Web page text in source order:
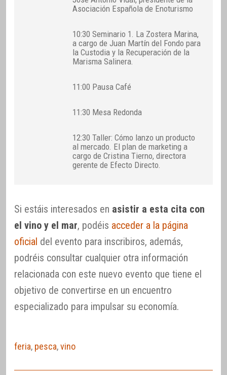
Asociación Española de Enoturismo
10:30 Seminario 1. La Zostera Marina,
a cargo de Juan Martín del Fondo para
la Custodia y la Recuperación de la
Marisma Salinera.
11:00 Pausa Café
11:30 Mesa Redonda
12:30 Taller: Cómo lanzo un producto
al mercado. El plan de marketing a
cargo de Cristina Tierno, directora
gerente de Efecto Directo.
Si estáis interesados en asistir a esta cita con
el vino y el mar, podéis acceder a la página
oficial del evento para inscribiros, además,
podréis consultar cualquier otra información
relacionada con este nuevo evento que tiene el
objetivo de convertirse en un encuentro
especializado para impulsar su economía.
feria, pesca,vino